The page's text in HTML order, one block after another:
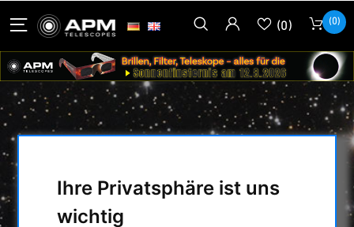
Ihre Privatsphäre ist uns
wichtig
(0) (0)
ZUBEHÖR
OPTISCHES TELESKOP ZUBEHÖR /
NIKON - BARLOW LINSE 1.25'' EIC-16